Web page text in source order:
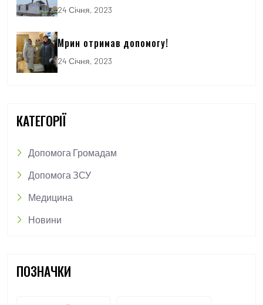
24 Січня, 2023
Мрин отримав допомогу!
24 Січня, 2023
КАТЕГОРІЇ
Допомога Громадам
Допомога ЗСУ
Медицина
Новини
ПОЗНАЧКИ